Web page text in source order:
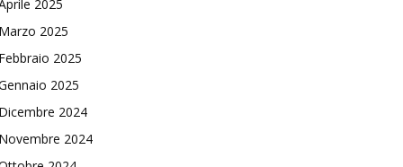
2025
2025
2025
2025
2024
2024